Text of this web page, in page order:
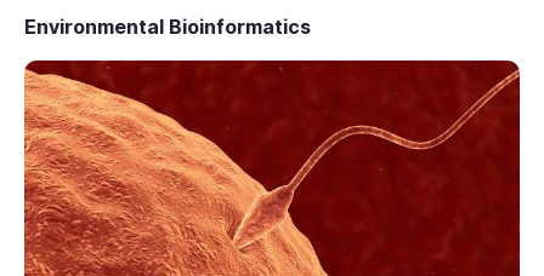
Environmental Bioinformatics